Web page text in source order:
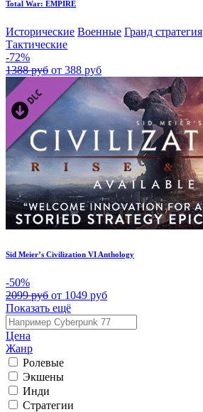
Total War: EMPIRE
Исторические Военные Гранд стратегия
Тактические
-72%
1388 руб от 388 руб
Sid Meier’s Civilization VI Anthology
-50%
2099 руб от 1049 руб
Показать ещё
Цена
Жанр
Ролевые
Экшены
Инди
Стратегии